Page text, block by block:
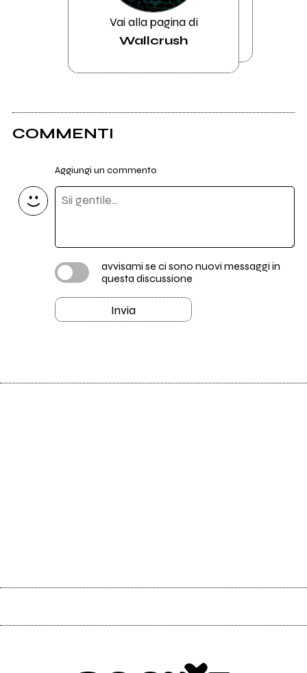
Vai alla pagina di
Wallcrush
COMMENTI
Aggiungi un commento
avvisami se ci sono nuovi messaggi in
questa discussione
Invia